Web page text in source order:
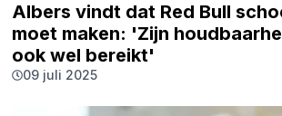
Albers vindt dat Red Bull
moet maken: 'Zijn
ook wel bereikt'
09 juli 2025